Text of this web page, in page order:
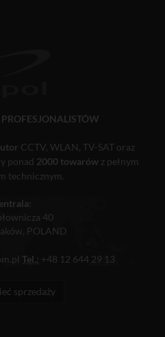
CCTV, WLAN, TV-SAT oraz
ponad 2000 towarówz pełnym
technicznym.
40
POLAND
Tel.: +48 12 644 29 13
sprzedaży